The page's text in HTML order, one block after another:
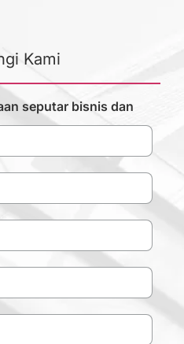
Kami
seputar bisnis dan